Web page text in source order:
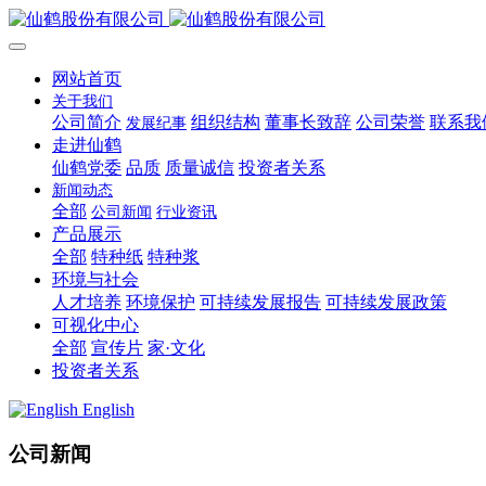
网站首页
关于我们
公司简介 发展纪事 组织结构 董事长致辞 公司荣誉 联系我
走进仙鹤
仙鹤党委 品质 质量诚信 投资者关系
新闻动态
全部 公司新闻 行业资讯
产品展示
全部 特种纸 特种浆
环境与社会
人才培养 环境保护 可持续发展报告 可持续发展政策
可视化中心
全部 宣传片 家·文化
投资者关系
English
公司新闻